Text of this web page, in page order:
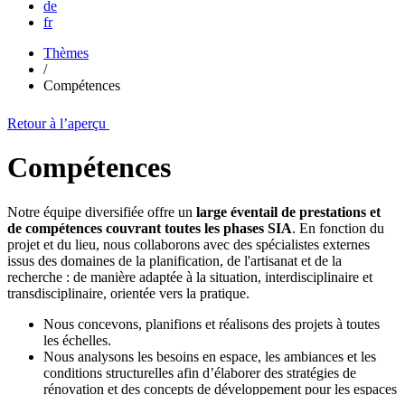
de
fr
Thèmes
/
Compétences
Retour à l’aperçu
Compétences
Notre équipe diversifiée offre un large éventail de prestations et
de compétences couvrant toutes les phases SIA. En fonction du
projet et du lieu, nous collaborons avec des spécialistes externes
issus des domaines de la planification, de l'artisanat et de la
recherche : de manière adaptée à la situation, interdisciplinaire et
transdisciplinaire, orientée vers la pratique.
Nous concevons, planifions et réalisons des projets à toutes
les échelles.
Nous analysons les besoins en espace, les ambiances et les
conditions structurelles afin d’élaborer des stratégies de
rénovation et des concepts de développement pour les espaces